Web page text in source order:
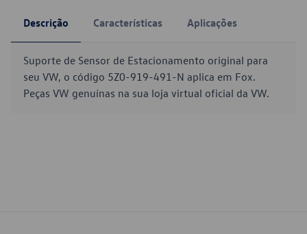
Descrição Características Aplicações
Suporte de Sensor de Estacionamento original para
seu VW, o código 5Z0-919-491-N aplica em Fox.
Peças VW genuínas na sua loja virtual oficial da VW.